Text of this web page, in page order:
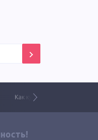
Как купить у нас